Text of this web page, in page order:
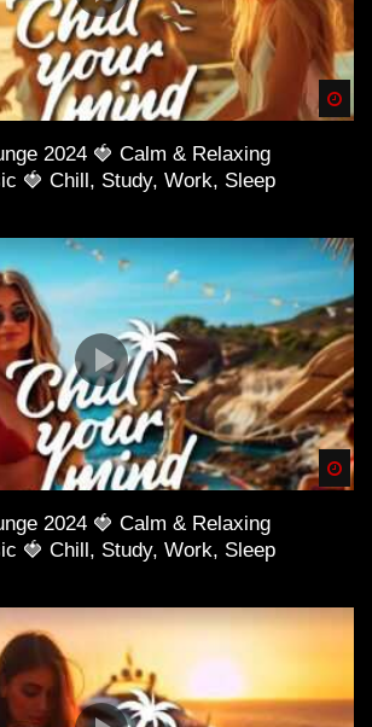
2024 🍓 Calm & Relaxing
🍓 Chill, Study, Work, Sleep
2024 🍓 Calm & Relaxing
🍓 Chill, Study, Work, Sleep